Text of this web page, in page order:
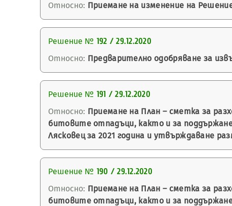
Относно: Приемане на изменение на
Решение № 192 / 29.12.2020
Относно: Предварително одобряване за
Решение № 191 / 29.12.2020
Относно: Приемане на План – сметка за
битовите отпадъци, както и за
Лясковец за 2021 година и утвърждаване
Решение № 190 / 29.12.2020
Относно: Приемане на План – сметка за
битовите отпадъци, както и за